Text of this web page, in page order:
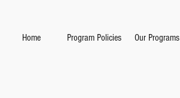
Home Program Policies Our Programs